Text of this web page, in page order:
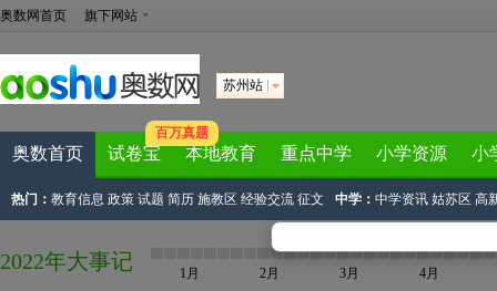
奥数网首页 旗下网站
苏州站
奥数首页 试卷宝
百万真题
本地教育 重点中学 小学资源 小
热门： 教育信息 政策 试题 简历 施教区 经验交流 征文 中学： 中学资讯 姑苏区 高
2022年大事记 1月 2月 3月 4月